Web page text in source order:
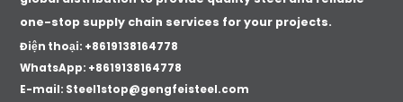
one-stop supply chain services for your projects.
Điện thoại: +8619138164778
WhatsApp: +8619138164778
E-mail: Steel1stop@gengfeisteel.com